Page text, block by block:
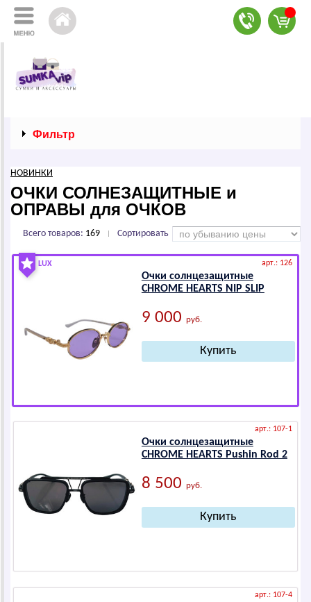
Фильтр
НОВИНКИ
ОЧКИ СОЛНЕЗАЩИТНЫЕ и
ОПРАВЫ для ОЧКОВ
Всего товаров: 169 Сортировать
LUX арт.: 126
Очки солнцезащитные
СНRОМЕ НЕАRТS NIP SLIP
9 000 руб.
арт.: 107-1
Очки солнцезащитные
СНRОМЕ НЕАRТS Pushin Rod 2
8 500 руб.
арт.: 107-4